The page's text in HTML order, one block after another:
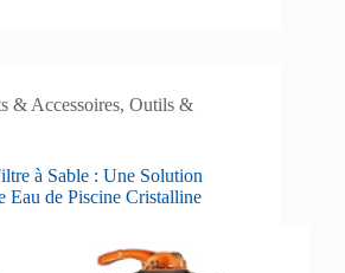
& Accessoires,Outils &
à Sable : Une Solution
Eau de Piscine Cristalline